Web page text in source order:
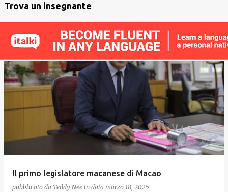
t
Trova un insegnante
Il primo legislatore macanese di Macao
pubblicato da Teddy Nee in data marzo 18, 2025